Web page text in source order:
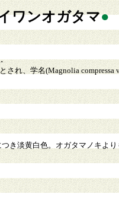
ワンオガタマ●
、学名(Magnolia compressa
き淡黄白色。オガタマノキよ